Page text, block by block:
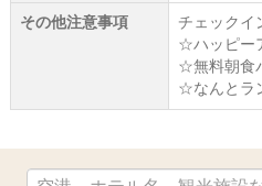
その他注意事項
チェックイ
☆ハッピー
☆無料朝食
☆なんとラ